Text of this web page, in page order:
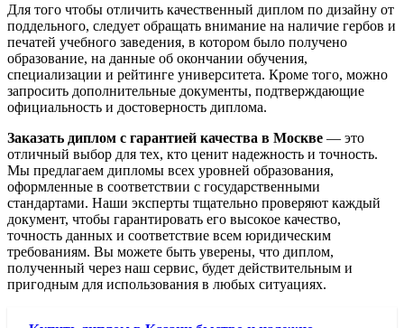
Для того чтобы отличить качественный диплом по дизайну от
поддельного, следует обращать внимание на наличие гербов и
печатей учебного заведения, в котором было получено
образование, на данные об окончании обучения,
специализации и рейтинге университета. Кроме того, можно
запросить дополнительные документы, подтверждающие
официальность и достоверность диплома.
Заказать диплом с гарантией качества в Москве — это
отличный выбор для тех, кто ценит надежность и точность.
Мы предлагаем дипломы всех уровней образования,
оформленные в соответствии с государственными
стандартами. Наши эксперты тщательно проверяют каждый
документ, чтобы гарантировать его высокое качество,
точность данных и соответствие всем юридическим
требованиям. Вы можете быть уверены, что диплом,
полученный через наш сервис, будет действительным и
пригодным для использования в любых ситуациях.